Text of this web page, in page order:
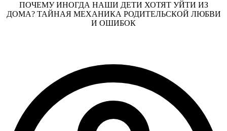
ПОЧЕМУ ИНОГДА НАШИ ДЕТИ ХОТЯТ УЙТИ ИЗ
ДОМА? ТАЙНАЯ МЕХАНИКА РОДИТЕЛЬСКОЙ ЛЮБВИ
И ОШИБОК